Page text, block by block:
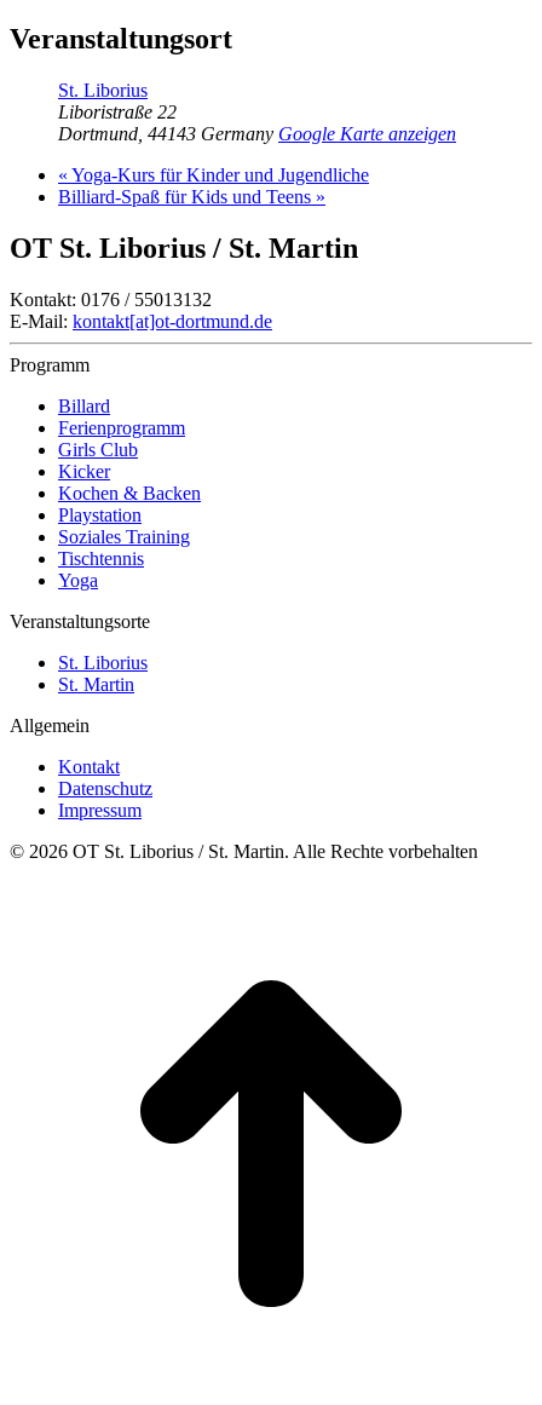
Veranstaltungsort
St. Liborius
Liboristraße 22
Dortmund 44143 Germany Google Karte anzeigen
« Yoga-Kurs für Kinder und Jugendliche
Billiard-Spaß für Kids und Teens »
OT St. Liborius / St. Martin
Kontakt: 0176 / 55013132
E-Mail: kontakt[at]ot-dortmund.de
Programm
Billard
Ferienprogramm
Girls Club
Kicker
Kochen & Backen
Playstation
Soziales Training
Tischtennis
Yoga
Veranstaltungsorte
St. Liborius
St. Martin
Allgemein
Kontakt
Datenschutz
Impressum
© 2026 OT St. Liborius / St. Martin. Alle Rechte vorbehalten